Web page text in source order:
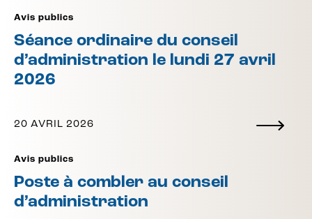
Avis publics
Séance ordinaire du conseil
d’administration le lundi 27 avril
2026
20 AVRIL 2026
Avis publics
Poste à combler au conseil
d’administration